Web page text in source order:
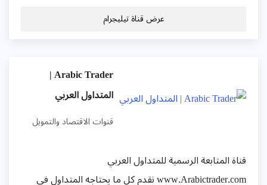
عرض قناة تيليجرام
Arabic Trader |
المتداول العربي
قنوات الاقتصاد والتمويل
قناة المتابعة الرسمية للمتداول العربي
www.Arabictrader.com نقدم كل ما يحتاجه المتداول في